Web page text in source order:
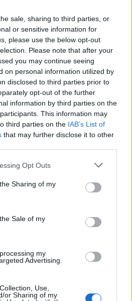
sale, sharing to third parties, or
or sensitive information for
please use the below opt-out
Please note that after your
you may continue seeing
on personal information utilized by
disclosed to third parties prior to
opt-out of the further
information by third parties on the
This information may
third parties on the IAB’s List of
that may further disclose it to other
Opt Outs
Sharing of my
Sale of my
my
Advertising.
Use,
or Sharing of my
Cup startuje już jutro.
miały okazję przetestować
heroicznie obroniło
o życie weszło jako drugie.
było Never FF. I już przed
się bez kontrowersji.
że kapitan drużyny
pierwszą grę. Tym samym
handicapem. Ale to nie
piątce w wygrywaniu.
poszły bowiem na jej konto i to
problemów. Szczególnie
coś wskórać. I w
udało się rozegrać naprawdę
do decydującej, piątej bitwy.
lecz z czasem zaczęło